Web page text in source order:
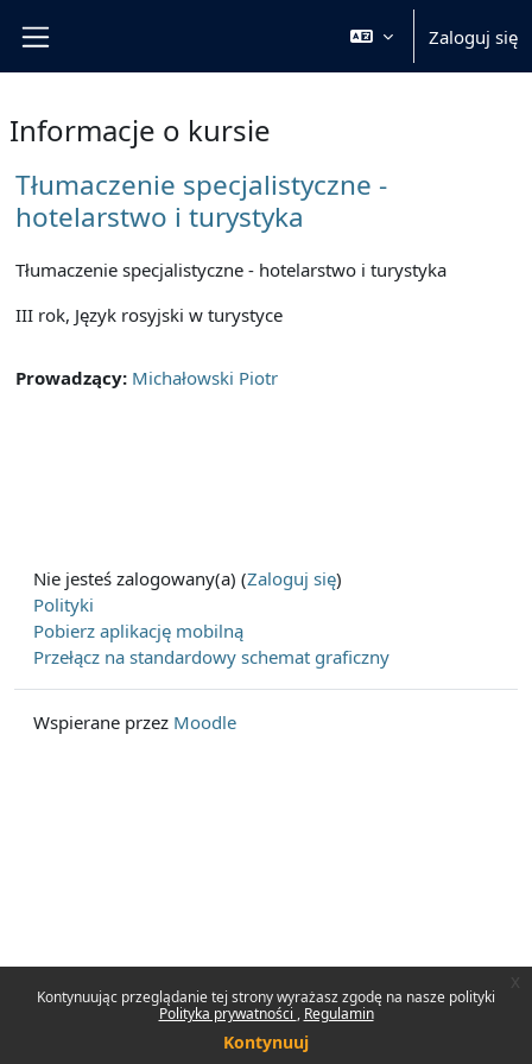
Kontynuując przeglądanie tej strony wyrażasz zgodę na nasze polityki
Polityka prywatności
Regulamin
Kontynuuj
Zaloguj się
Informacje o kursie
Tłumaczenie specjalistyczne -
hotelarstwo i turystyka
Tłumaczenie specjalistyczne - hotelarstwo i turystyka
III rok, Język rosyjski w turystyce
Prowadzący: Michałowski Piotr
Nie jesteś zalogowany(a) (Zaloguj się)
Polityki
Pobierz aplikację mobilną
Przełącz na standardowy schemat graficzny
Wspierane przez Moodle